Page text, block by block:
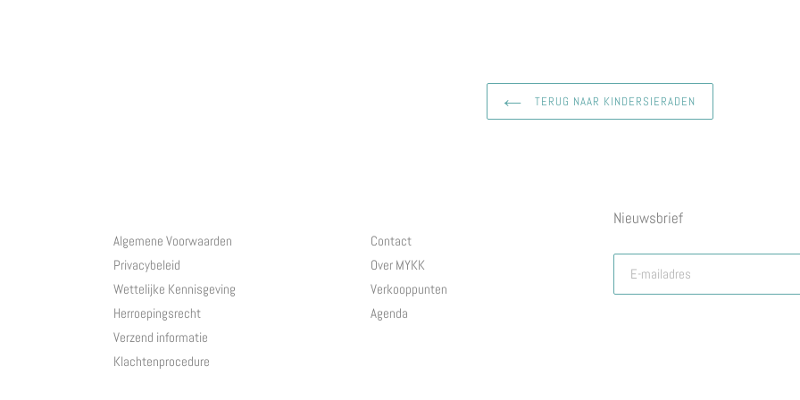
TERUG NAAR KINDERSIERADEN
Algemene Voorwaarden
Privacybeleid
Wettelijke Kennisgeving
Herroepingsrecht
Verzend informatie
Klachtenprocedure
Contact
Over MYKK
Verkooppunten
Agenda
Nieuwsbrief